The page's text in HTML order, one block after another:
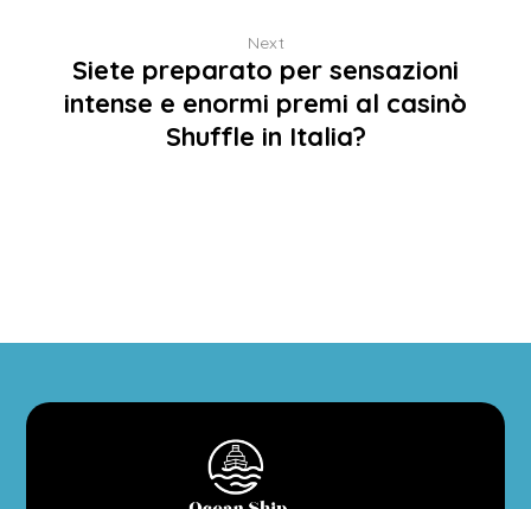
Next
Siete preparato per sensazioni
intense e enormi premi al casinò
Shuffle in Italia?